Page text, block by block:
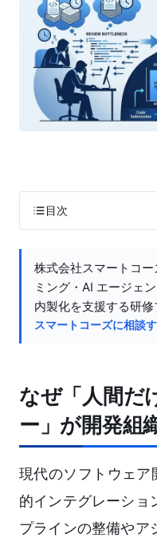
目次
株式会社スマートコ
ミング・AI エージェ
内製化を支援する研修
スマートコーズに相談
なぜ「人間だ
ー」が開発組
現代のソフトウェ
的インテグレーショ
プラインの整備やア